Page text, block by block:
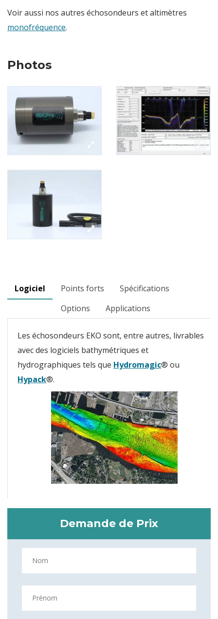
Voir aussi nos autres échosondeurs et altimètres
monofréquence.
Photos
Logiciel Points forts
Spécifications
Options
Applications
Les échosondeurs EKO sont, entre autres, livrables
avec des logiciels bathymétriques et
hydrographiques tels que Hydromagic® ou
Hypack®.
Demande de Prix